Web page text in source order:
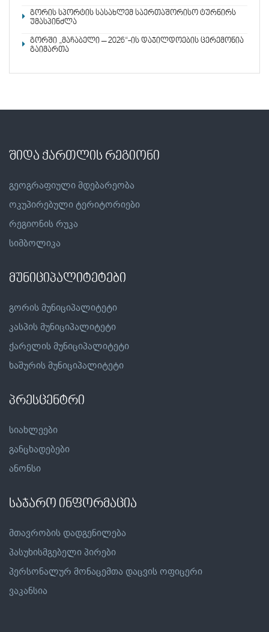
გორის სპორტის სასახლემ საერთაშორისო ტურნირს
უმასპინძლა
გორში „მაჩაბელი – 2026“-ის დაჯილდოების ცერემონია
გაიმართა
შიდა ქართლის რეგიონი
გეოგრაფიული მდებარეობა
ოკუპირებული ტერიტორიები
რეგიონის რუკა
სიმბოლიკა
მუნიციპალიტეტები
გორის მუნიციპალიტეტი
კასპის მუნიციპალიტეტი
ქარელის მუნიციპალიტეტი
ხაშურის მუნიციპალიტეტი
პრესცენტრი
სიახლეები
განცხადებები
ანონსი
საჯარო ინფორმაცია
მთავრობის დადგენილება
პასუხისმგებელი პირები
პერსონალურ მონაცემთა დაცვის ოფიცერი
ვაკანსია